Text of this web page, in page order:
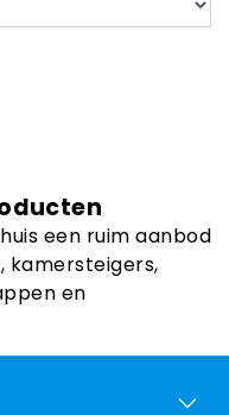
een ruim aanbod
kamersteigers,
en